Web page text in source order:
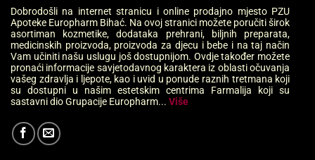
Dobrodošli na internet stranicu i online prodajno mjesto PZU
Apoteke Europharm Bihać. Na ovoj stranici možete poručiti širok
asortiman kozmetike, dodataka prehrani, biljnih preparata,
medicinskih proizvoda, proizvoda za djecu i bebe i na taj način
Vam učiniti našu uslugu još dostupnijom. Ovdje također možete
pronaći informacije savjetodavnog karaktera iz oblasti očuvanja
vašeg zdravlja i ljepote, kao i uvid u ponude raznih tretmana koji
su dostupni u našim estetskim centrima Farmalija koji su
sastavni dio Grupacije Europharm... Više